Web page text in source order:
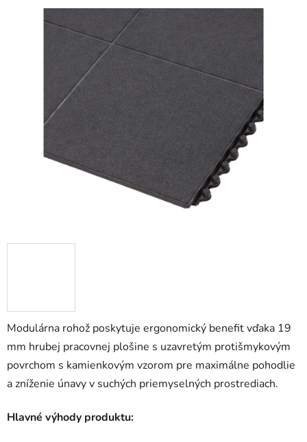
Modulárna rohož poskytuje ergonomický benefit vďaka 19
mm hrubej pracovnej plošine s uzavretým protišmykovým
povrchom s kamienkovým vzorom pre maximálne pohodlie
a zníženie únavy v suchých priemyselných prostrediach.
Hlavné výhody produktu:
hodnotenie
produktu
hviezdičiek.